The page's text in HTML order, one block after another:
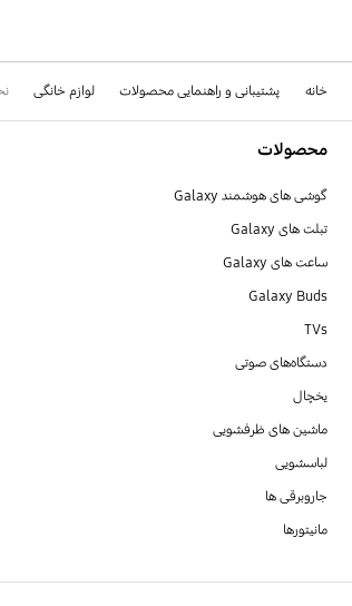
خانه پشتیبانی و راهنمایی محصولات لوازم خانگی
محصولات
گوشی های هوشمند Galaxy
تبلت های Galaxy
ساعت های Galaxy
Galaxy Buds
TVs
دستگاه‌های صوتی
یخچال
ماشین های ظرفشویی
لباسشویی
جاروبرقی ها
مانیتورها